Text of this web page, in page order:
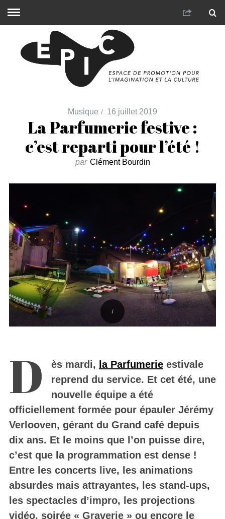
Musique 16 juillet 2019
La Parfumerie festive :
c’est reparti pour l’été !
par Clément Bourdin
D ès mardi, la Parfumerieestivale
reprend du service. Et cet été, une
nouvelle équipe a été
officiellement formée pour épauler Jérémy
Verlooven, gérant du Grand café depuis
dix ans. Et le moins que l’on puisse dire,
c’est que la programmation est dense !
Entre les concerts live, les animations
absurdes mais attrayantes, les stand-ups,
les spectacles d’impro, les projections
vidéo, soirée « Graverie » ou encore le